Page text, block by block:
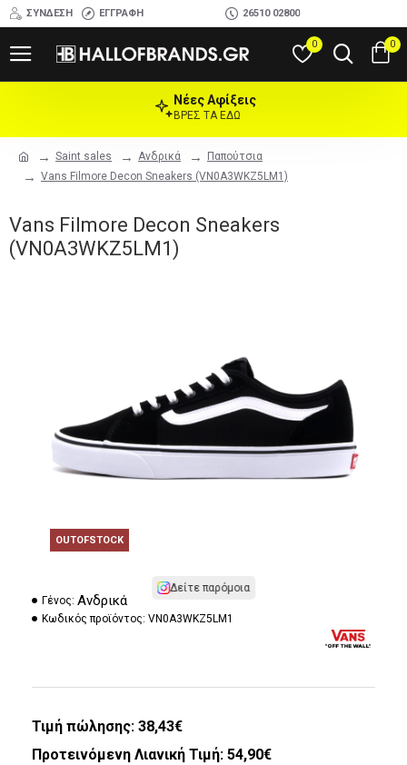
ΣΎΝΔΕΣΗ ΕΓΓΡΑΦΉ 26510 02800
0 0
Saint sales Ανδρικά
Παπούτσια
Vans Filmore Decon Sneakers (VN0A3WKZ5LM1)
Νέες Αφίξεις
ΒΡΕΣ ΤΑ ΕΔΩ
Vans Filmore Decon Sneakers
(VN0A3WKZ5LM1)
OUTOFSTOCK
Δείτε παρόμοια
Γένος: Ανδρικά
Κωδικός προϊόντος: VN0A3WKZ5LM1
Τιμή πώλησης: 38,43€
Προτεινόμενη Λιανική Τιμή: 54,90€